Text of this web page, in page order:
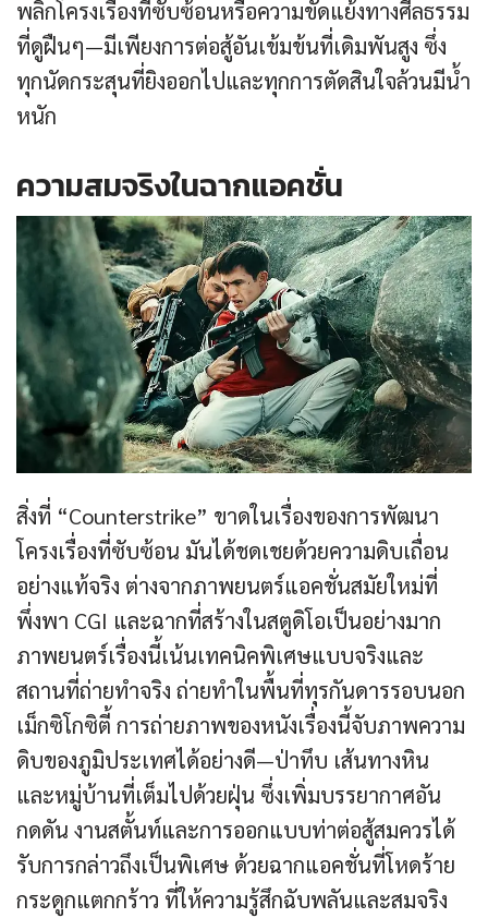
พลิกโครงเรื่องที่ซับซ้อนหรือความขัดแย้งทางศีลธรรม
ที่ดูฝืนๆ—มีเพียงการต่อสู้อันเข้มข้นที่เดิมพันสูง ซึ่ง
ทุกนัดกระสุนที่ยิงออกไปและทุกการตัดสินใจล้วนมีน้ำ
หนัก
ความสมจริงในฉากแอคชั่น
สิ่งที่ “Counterstrike” ขาดในเรื่องของการพัฒนา
โครงเรื่องที่ซับซ้อน มันได้ชดเชยด้วยความดิบเถื่อน
อย่างแท้จริง ต่างจากภาพยนตร์แอคชั่นสมัยใหม่ที่
พึ่งพา CGI และฉากที่สร้างในสตูดิโอเป็นอย่างมาก
ภาพยนตร์เรื่องนี้เน้นเทคนิคพิเศษแบบจริงและ
สถานที่ถ่ายทำจริง ถ่ายทำในพื้นที่ทุรกันดารรอบนอก
เม็กซิโกซิตี้ การถ่ายภาพของหนังเรื่องนี้จับภาพความ
ดิบของภูมิประเทศได้อย่างดี—ป่าทึบ เส้นทางหิน
และหมู่บ้านที่เต็มไปด้วยฝุ่น ซึ่งเพิ่มบรรยากาศอัน
กดดัน งานสตั้นท์และการออกแบบท่าต่อสู้สมควรได้
รับการกล่าวถึงเป็นพิเศษ ด้วยฉากแอคชั่นที่โหดร้าย
กระดูกแตกกร้าว ที่ให้ความรู้สึกฉับพลันและสมจริง